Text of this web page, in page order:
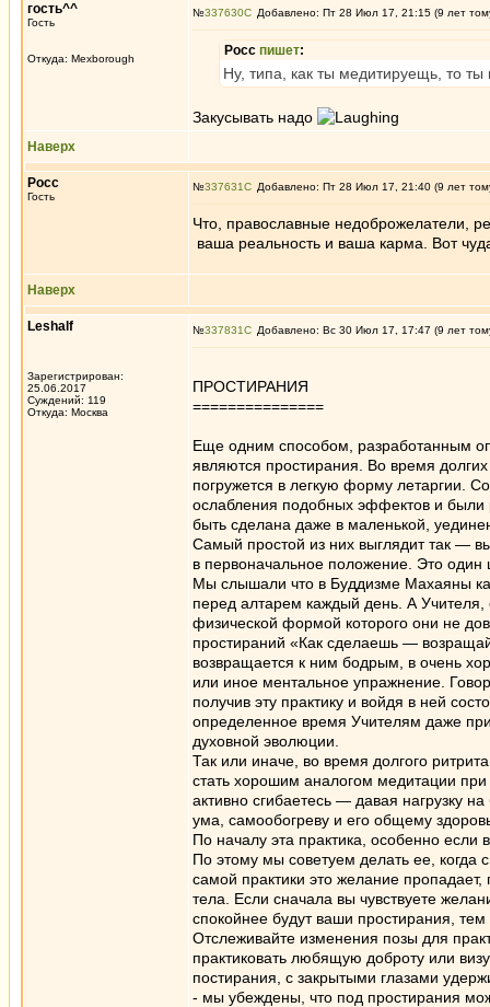
гость^^
Гость
Откуда: Mexborough
№337630 Добавлено: Пт 28 Июл 17, 21:15 (9 лет
Росс пишет:
Ну, типа, как ты медитируещь, то
Закусывать надо
Наверх
Росс
Гость
№337631 Добавлено: Пт 28 Июл 17, 21:40 (9 лет
Что, православные недоброжелатели,
ваша реальность и ваша карма. Вот
Наверх
Leshalf
Зарегистрирован:
25.06.2017
Суждений: 119
Откуда: Москва
№337831 Добавлено: Вс 30 Июл 17, 17:47 (9 лет
ПРОСТИРАНИЯ
===============
Еще одним способом, разработанным
являются простирания. Во время
погружется в легкую форму летаргии.
ослабления подобных эффектов и были
быть сделана даже в маленькой,
Самый простой из них выглядит так —
в первоначальное положение. Это один
Мы слышали что в Буддизме Махаяны
перед алтарем каждый день. А
физической формой которого они не
простираний «Как сделаешь —
возвращается к ним бодрым, в очень
или иное ментальное упражнение.
получив эту практику и войдя в ней
определенное время Учителям даже
духовной эволюции.
Так или иначе, во время долгого
стать хорошим аналогом медитации
активно сгибаетесь — давая нагрузку
ума, самообогреву и его общему
По началу эта практика, особенно
По этому мы советуем делать ее, когда
самой практики это желание
тела. Если сначала вы чувствуете
спокойнее будут ваши простирания,
Отслеживайте изменения позы для
практиковать любящую доброту или
постирания, с закрытыми глазами
- мы убеждены, что под простирания